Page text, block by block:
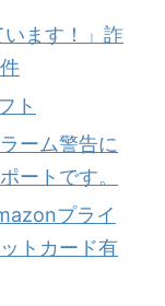
います！」詐
ト
ーム警告に
ートです。
プライ
トカード有